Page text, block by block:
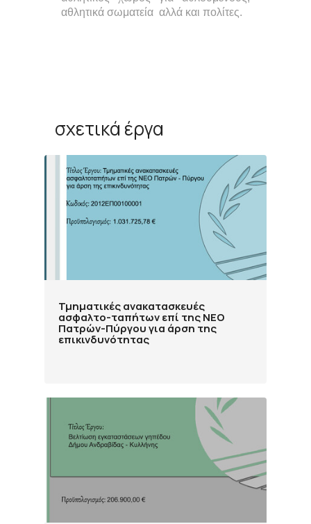
αθλητικά σωματεία αλλά και πολίτες.
σχετικά έργα
Τμηματικές ανακατασκευές
ασφαλτο-ταπήτων επί της ΝΕΟ
Πατρών-Πύργου για άρση της
επικινδυνότητας